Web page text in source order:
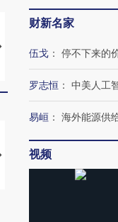
视线｜“入侵”还是“人道危
机”？难民潮撕裂西班牙
飞地休达
【推广】走进第四届链博
会，让数智科技“链”接产
财新名家
伍戈 ： 停不下来的
罗志恒 ： 中美人工
易峘 ： 海外能源供
视频